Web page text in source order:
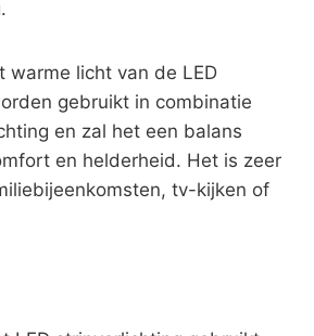
warme licht van de LED
gebruikt in combinatie
en zal het een balans
en helderheid. Het is zeer
tv-kijken of